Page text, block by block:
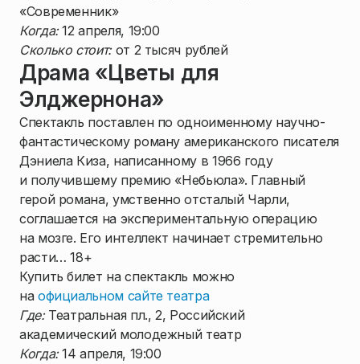
«Современник»
Когда:12 апреля, 19:00
Сколько стоит:от 2 тысяч рублей
Драма «Цветы для
Элджернона»
Спектакль поставлен по одноименному научно-
фантастическому роману американского писателя
Дэниела Киза, написанному в 1966 году
и получившему премию «Небьюла». Главный
герой романа, умственно отсталый Чарли,
соглашается на экспериментальную операцию
на мозге. Его интеллект начинает стремительно
расти… 18+
Купить билет на спектакль можно
на официальном сайте театра
Где:Театральная пл., 2, Российский
академический молодежный театр
Когда:14 апреля, 19:00